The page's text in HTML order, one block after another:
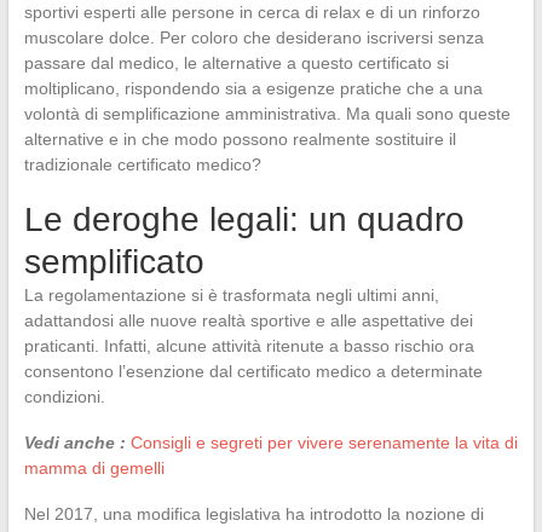
sportivi esperti alle persone in cerca di relax e di un rinforzo
muscolare dolce. Per coloro che desiderano iscriversi senza
passare dal medico, le alternative a questo certificato si
moltiplicano, rispondendo sia a esigenze pratiche che a una
volontà di semplificazione amministrativa. Ma quali sono queste
alternative e in che modo possono realmente sostituire il
tradizionale certificato medico?
Le deroghe legali: un quadro
semplificato
La regolamentazione si è trasformata negli ultimi anni,
adattandosi alle nuove realtà sportive e alle aspettative dei
praticanti. Infatti, alcune attività ritenute a basso rischio ora
consentono l’esenzione dal certificato medico a determinate
condizioni.
Vedi anche : Consigli e segreti per vivere serenamente la vita di
mamma di gemelli
Nel 2017, una modifica legislativa ha introdotto la nozione di